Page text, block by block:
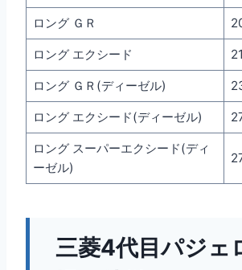
ロング ＧＲ
ロング エクシード
ロング ＧＲ(ディーゼル)
ロング エクシード(ディーゼル)
ロング スーパーエクシード(ディ
ーゼル)
三菱4代目パジェ